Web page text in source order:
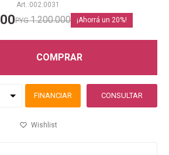
002.0031
PYG 1.200.000 20
COMPRAR
FINANCIAR CONSULTAR